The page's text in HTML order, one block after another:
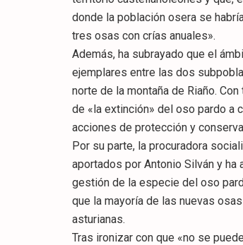
donde la población osera se
tres osas con crías anuales».
Además, ha subrayado que el
ejemplares entre las dos
norte de la montaña de Riaño.
de «la extinción» del oso pardo a
acciones de protección y
Por su parte, la procuradora
aportados por Antonio Silván y ha
gestión de la especie del oso
que la mayoría de las nuevas
asturianas.
Tras ironizar con que «no se